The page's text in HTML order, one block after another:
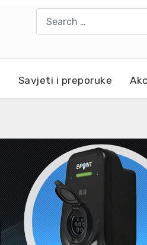
Savjeti i preporuke